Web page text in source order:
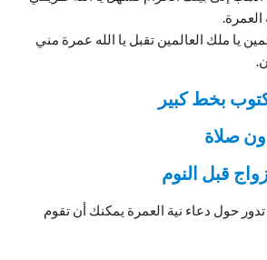
العمرة.
يا ملك العالمين تقبل يا الله عمرة مني
بخط كبير
صلاة
قبل النوم
حول دعاء نية العمرة يمكنك أن تقوم